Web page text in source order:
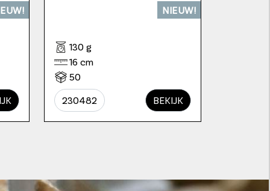
NIEUW!
130 g
16 cm
50
230482 BEKIJK